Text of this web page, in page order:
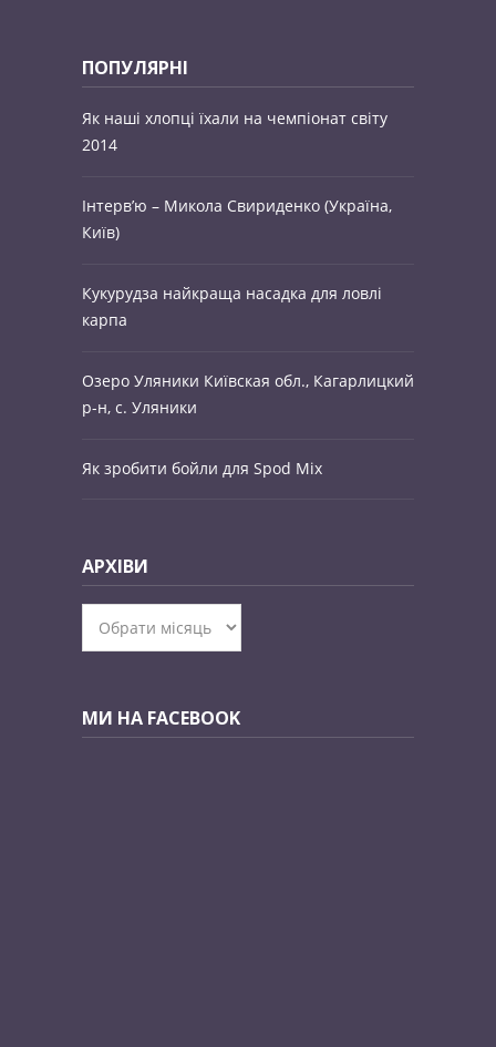
ПОПУЛЯРНІ
Як наші хлопці їхали на чемпіонат світу
2014
Інтерв’ю – Микола Свириденко (Україна,
Київ)
Кукурудза найкраща насадка для ловлі
карпа
Озеро Уляники Київская обл., Кагарлицкий
р-н, c. Уляники
Як зробити бойли для Spod Mix
АРХІВИ
МИ НА FACEBOOK